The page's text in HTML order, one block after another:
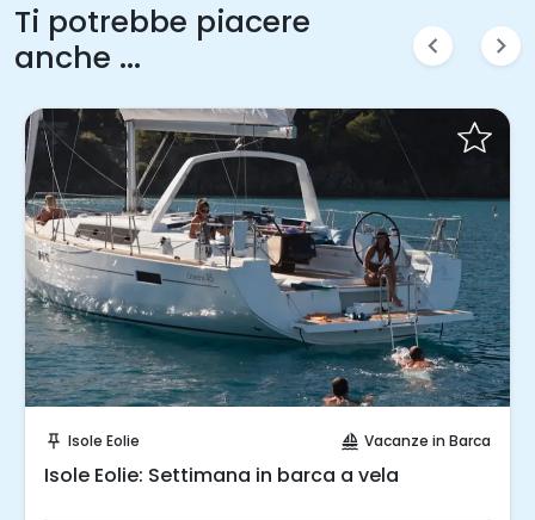
Ti potrebbe piacere
anche ...
chevron_left chevron_right
push_pin Isole Eolie sailing Vacanze in Barca
Isole Eolie: Settimana in barca a vela